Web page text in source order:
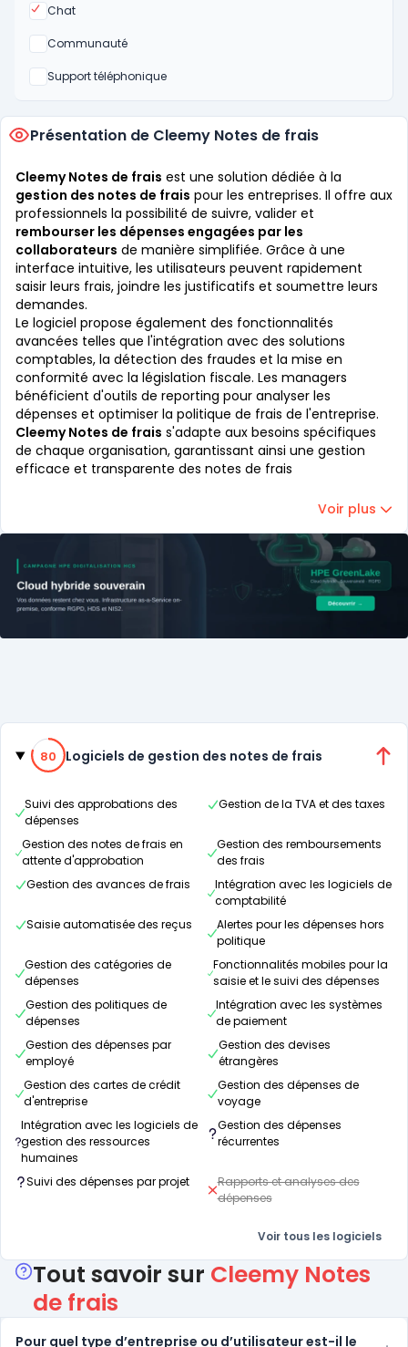
Chat
Oui
Communauté
Non
Support téléphonique
Non
Présentation de Cleemy Notes de frais
Cleemy Notes de frais est une solution dédiée à la
gestion des notes de frais pour les entreprises. Il offre aux
professionnels la possibilité de suivre, valider et
rembourser les dépenses engagées par les
collaborateurs de manière simplifiée. Grâce à une
interface intuitive, les utilisateurs peuvent rapidement
saisir leurs frais, joindre les justificatifs et soumettre leurs
demandes.
Le logiciel propose également des fonctionnalités
avancées telles que l'intégration avec des solutions
comptables, la détection des fraudes et la mise en
conformité avec la législation fiscale. Les managers
bénéficient d'outils de reporting pour analyser les
dépenses et optimiser la politique de frais de l'entreprise.
Cleemy Notes de frais s'adapte aux besoins spécifiques
de chaque organisation, garantissant ainsi une gestion
efficace et transparente des notes de frais
Voir plus
Catégories
80% de compatibilité
80 Logiciels de gestion des notes de frais
Suivi des approbations des
dépenses
Gestion de la TVA et des taxes
Gestion des notes de frais en
attente d'approbation
Gestion des remboursements
des frais
Gestion des avances de frais
Intégration avec les logiciels de
comptabilité
Saisie automatisée des reçus
Alertes pour les dépenses hors
politique
Gestion des catégories de
dépenses
Fonctionnalités mobiles pour la
saisie et le suivi des dépenses
Gestion des politiques de
dépenses
Intégration avec les systèmes
de paiement
Gestion des dépenses par
employé
Gestion des devises
étrangères
Gestion des cartes de crédit
d'entreprise
Gestion des dépenses de
voyage
Intégration avec les logiciels de
gestion des ressources
humaines
Gestion des dépenses
récurrentes
Suivi des dépenses par projet
Rapports et analyses des
dépenses
Voir tous les logiciels
Tout savoir sur Cleemy Notes
de frais
Pour quel type d’entreprise ou d’utilisateur est-il le